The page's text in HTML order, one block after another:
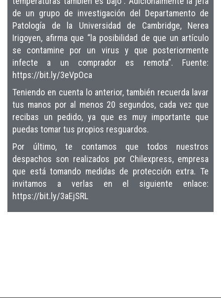
de un grupo de investigación del Departamento de
Patología de la Universidad de Cambridge, Nerea
Irigoyen, afirma que “la posibilidad de que un artículo
se contamine por un virus y que posteriormente
infecte a un comprador es remota”. Fuente:
https://bit.ly/3eVpOca
Teniendo en cuenta lo anterior, también recuerda lavar
tus manos por al menos 20 segundos, cada vez que
recibas un pedido, ya que es muy importante que
puedas tomar tus propios resguardos.
Por último, te contamos que todos nuestros
despachos son realizados por Chilexpress, empresa
que está tomando medidas de protección extra. Te
invitamos a verlas en el siguiente enlace:
https://bit.ly/3aEjSRL